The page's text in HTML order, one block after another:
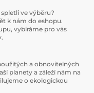
ve výběru?
k nám do eshopu.
vybíráme pro vás
a obnovitelných
planety a záleží nám na
o ekologickou